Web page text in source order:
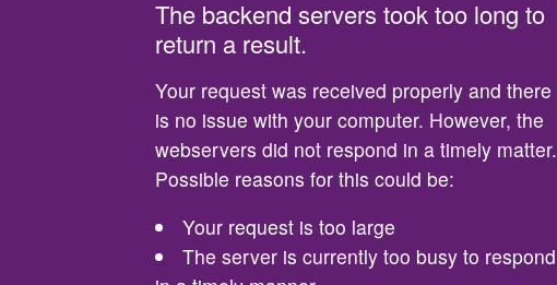
The backend servers took too long to
return a result.
Your request was received properly and there
is no issue with your computer. However, the
webservers did not respond in a timely matter.
Possible reasons for this could be:
Your request is too large
The server is currently too busy to respond